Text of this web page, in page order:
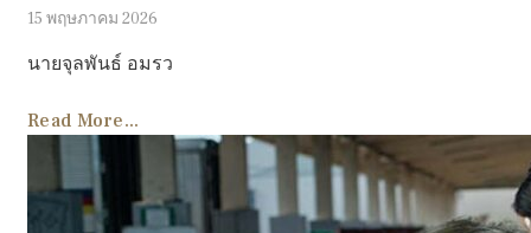
15 พฤษภาคม 2026
นายจุลพันธ์ อมรว
Read More...